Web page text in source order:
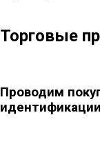
Торговые
Проводим